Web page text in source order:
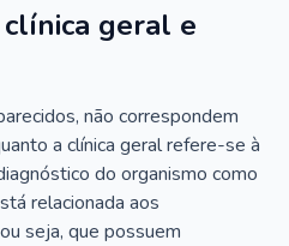
geral e
não correspondem
a clínica geral refere-se à
do organismo como
relacionada aos
seja, que possuem